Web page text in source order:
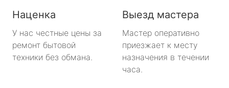
Наценка
У нас честные цены за
ремонт бытовой
техники без обмана.
Выезд мастера
Мастер оперативно
приезжает к месту
назначения в течении
часа.